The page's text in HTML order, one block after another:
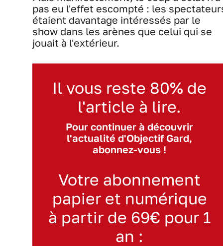
pas eu l'effet escompté : les
étaient davantage intéressés par le
show dans les arènes que celui qui se
jouait à l'extérieur.
Il vous reste 80% de
l'article à lire.
Pour continuer à découvrir
l'actualité d'Objectif Gard,
abonnez-vous !
Votre abonnement
papier et numérique
à partir de 69€ pour 1
an :